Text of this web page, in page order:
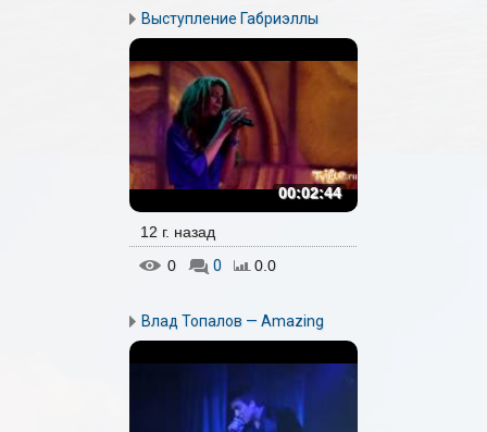
Выступление Габриэллы
00:02:44
12 г. назад
0
0 0.0
Влад Топалов — Amazing